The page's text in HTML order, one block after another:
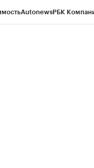
AutonewsРБК